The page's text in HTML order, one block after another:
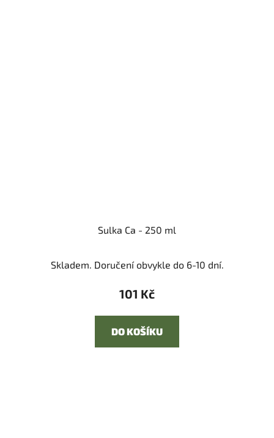
Sulka Ca - 250 ml
Skladem. Doručení obvykle do 6-10 dní.
101 Kč
DO KOŠÍKU